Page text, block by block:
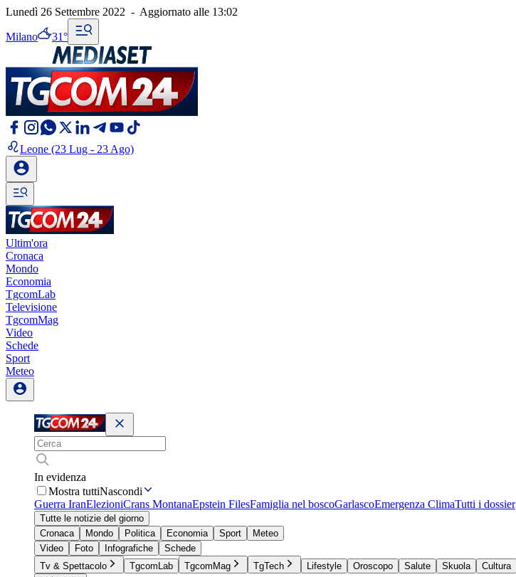
Lunedì 26 Settembre 2022 - Aggiornato alle 13:02
Milano 31°
Leone (23 Lug - 23 Ago)
Ultim'ora
Cronaca
Mondo
Economia
TgcomLab
Televisione
TgcomMag
Video
Schede
Sport
Meteo
In evidenza
Mostra tuttiNascondi
Guerra IranElezioniCrans MontanaEpstein FilesFamiglia nel boscoGarlascoEmergenza ClimaTutti i dossier
Tutte le notizie del giorno
Cronaca
Mondo Politica Economia Sport
Meteo
Video
Foto Infografiche
Schede
Tv & Spettacolo
TgcomLab TgcomMag TgTech Lifestyle Oroscopo Salute Skuola Cultura